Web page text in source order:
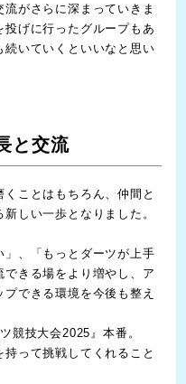
がさらに深まっていきま
げに行ったグループもあ
続いていくといいなと思い
と交流
ことはもちろん、仲間と
しい一歩となりました。
」、「もっとダーツが上手
できる場をより増やし、ア
できる環境を今後も整え
競技大会2025』本番。
って挑戦してくれること